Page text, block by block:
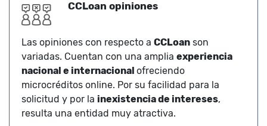
CCLoan opiniones
Las opiniones con respecto a CCLoan son
variadas. Cuentan con una amplia experiencia
nacional e internacional ofreciendo
microcréditos online. Por su facilidad para la
solicitud y por la inexistencia de intereses,
resulta una entidad muy atractiva.